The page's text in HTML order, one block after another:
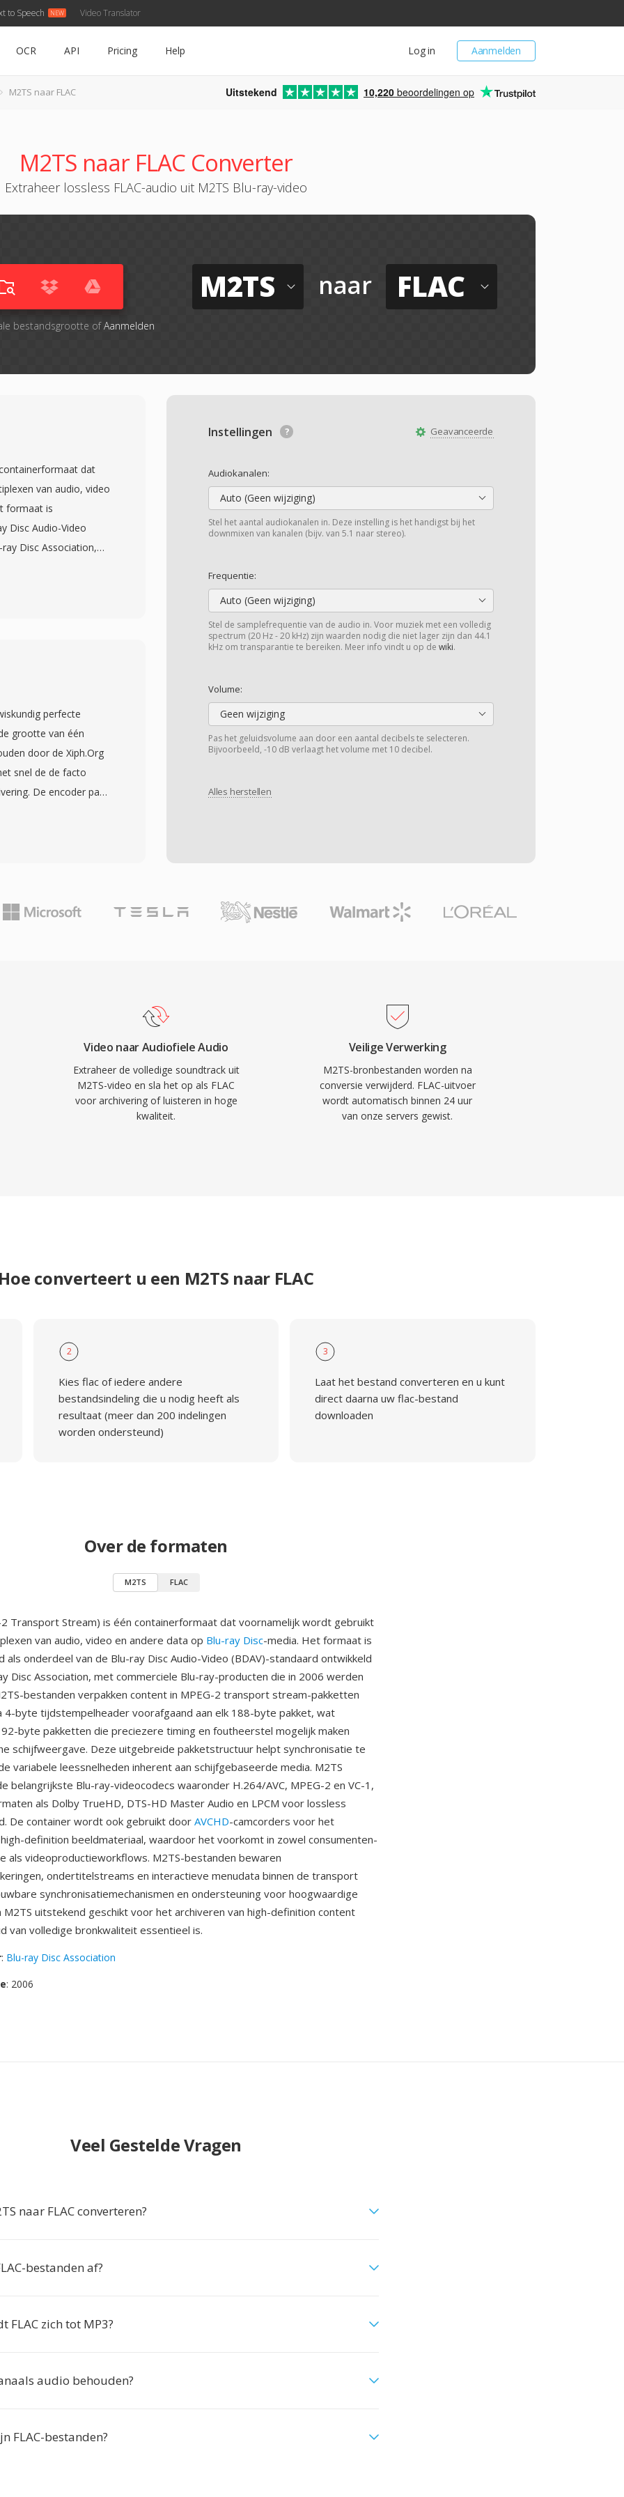
to Speech Video Translator
Aanmelden
Log in
OCR API Pricing Help
M2TS naar FLAC Uitstekend 10,220 beoordelingen op
M2TS naar FLAC Converter
Extraheer lossless FLAC-audio uit M2TS Blu-ray-video
bestandsgrootte ofAanmelden
M2TS naar FLAC
Geavanceerde
Instellingen
Audiokanalen:
Auto (Geen wijziging)
Stel het aantal audiokanalen in. Deze instelling is het handigst bij het
downmixen van kanalen (bijv. van 5.1 naar stereo).
Frequentie:
Auto (Geen wijziging)
Stel de samplefrequentie van de audio in. Voor muziek met een volledig
spectrum (20 Hz - 20 kHz) zijn waarden nodig die niet lager zijn dan 44.1
kHz om transparantie te bereiken. Meer info vindt u op de wiki.
Volume:
Geen wijziging
Pas het geluidsvolume aan door een aantal decibels te selecteren.
Bijvoorbeeld, -10 dB verlaagt het volume met 10 decibel.
Alles herstellen
dat
van audio, video
formaat is
Disc Audio-Video
Disc Association,
werden
te
de belangrijkste Blu-
2 en VC-1, naast
Master Audio en
wordt ook
opnemen van high-
in zowel
geschikt voor het
perfecte
grootte van één
door de Xiph.Org
snel de de facto
De encoder past
en codeert
ondersteuning
Blu-ray-spelers en
maken FLAC
herstel van het
tweede: ingebedde
houden
Ten derde:
en
Video naar Audiofiele Audio
Extraheer de volledige soundtrack uit
M2TS-video en sla het op als FLAC
voor archivering of luisteren in hoge
kwaliteit.
Veilige Verwerking
M2TS-bronbestanden worden na
conversie verwijderd. FLAC-uitvoer
wordt automatisch binnen 24 uur
van onze servers gewist.
Hoe converteert u een M2TS naar FLAC
2
Kies flac of iedere andere
bestandsindeling die u nodig heeft als
resultaat (meer dan 200 indelingen
worden ondersteund)
3
Laat het bestand converteren en u kunt
direct daarna uw flac-bestand
downloaden
Over de formaten
M2TS FLAC
2 Transport Stream) is één containerformaat dat voornamelijk wordt gebruikt
van audio, video en andere data op Blu-ray Disc-media. Het formaat is
als onderdeel van de Blu-ray Disc Audio-Video (BDAV)-standaard ontwikkeld
Disc Association, met commerciele Blu-ray-producten die in 2006 werden
bestanden verpakken content in MPEG-2 transport stream-pakketten
4-byte tijdstempelheader voorafgaand aan elk 188-byte pakket, wat
byte pakketten die preciezere timing en foutheerstel mogelijk maken
schijfweergave. Deze uitgebreide pakketstructuur helpt synchronisatie te
variabele leessnelheden inherent aan schijfgebaseerde media. M2TS
belangrijkste Blu-ray-videocodecs waaronder H.264/AVC, MPEG-2 en VC-1,
als Dolby TrueHD, DTS-HD Master Audio en LPCM voor lossless
De container wordt ook gebruikt door AVCHD-camcorders voor het
definition beeldmateriaal, waardoor het voorkomt in zowel consumenten-
als videoproductieworkflows. M2TS-bestanden bewaren
ondertitelstreams en interactieve menudata binnen de transport
synchronisatiemechanismen en ondersteuning voor hoogwaardige
M2TS uitstekend geschikt voor het archiveren van high-definition content
van volledige bronkwaliteit essentieel is.
: Blu-ray Disc Association
: 2006
Veel Gestelde Vragen
naar FLAC converteren?
bestanden af?
FLAC zich tot MP3?
audio behouden?
FLAC-bestanden?